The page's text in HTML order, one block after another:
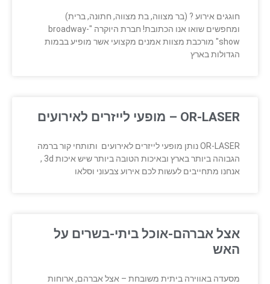
חוגגים אירוע ? (בר מצווה, בת מצווה, חתונה, ברית)
ומחפשים שואו אנו הכתובת! חברת היוקרה "broadway-
show" מורכבת מצוות אמנים מקצועי אשר מופיע בבמות
הגדולות בארץ
OR-LASER – מופעי לייזרים לאירועים
OR-LASER נותן מופעי לייזרים לאירועים ותותחי קור ברמה
הגבוהה ביותר בארץ ובאיכות הטובה ביותר שיש איכות 3d ,
אנחנו מתחייבים לעשות לכם אירוע צבעוני וסלאו
אצל אברהם-אוכל ביתי-בשרים על
האש
מסעדה באווירה ביתית משובחת – אצל אברהם, ארוחות